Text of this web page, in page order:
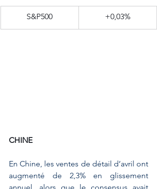
​S&P500 +0,03%
CHINE
En Chine, les ventes de détail d’avril ont
augmenté de 2,3% en glissement